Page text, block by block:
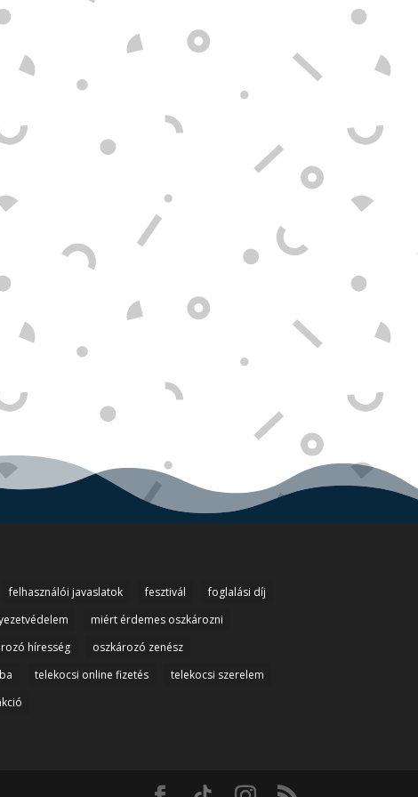
felhasználói javaslatok fesztivál
foglalási díj
miért érdemes oszkározni
híresség
oszkározó zenész
telekocsi online fizetés
telekocsi szerelem